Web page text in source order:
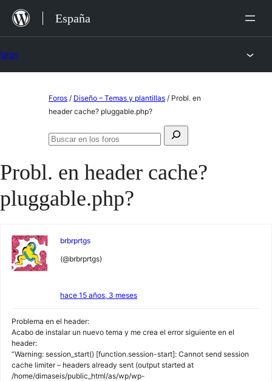
Saltar
España
Foros / Diseño – Temas y plantillas / Probl. en
header cache? pluggable.php?
Buscar:
Buscar
los
foros
Probl. en header cache?
pluggable.php?
brbrprtgs
(@brbrprtgs)
hace 15 años, 3 meses
Problema en el header:
Acabo de instalar un nuevo tema y me crea el error siguiente en el
header:
“Warning: session_start() [function.session-start]: Cannot send session
cache limiter – headers already sent (output started at
/home/dimaseis/public_html/as/wp/wp-